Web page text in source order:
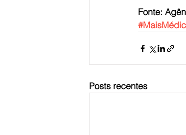
Fonte:
Posts recentes